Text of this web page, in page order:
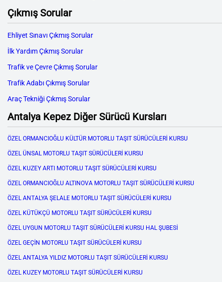
Çıkmış Sorular
Ehliyet Sınavı Çıkmış Sorular
İlk Yardım Çıkmış Sorular
Trafik ve Çevre Çıkmış Sorular
Trafik Adabı Çıkmış Sorular
Araç Tekniği Çıkmış Sorular
Antalya Kepez Diğer Sürücü Kursları
ÖZEL ORMANCIOĞLU KÜLTÜR MOTORLU TAŞIT SÜRÜCÜLERİ KURSU
ÖZEL ÜNSAL MOTORLU TAŞIT SÜRÜCÜLERİ KURSU
ÖZEL KUZEY ARTI MOTORLU TAŞIT SÜRÜCÜLERİ KURSU
ÖZEL ORMANCIOĞLU ALTINOVA MOTORLU TAŞIT SÜRÜCÜLERİ KURSU
ÖZEL ANTALYA ŞELALE MOTORLU TAŞIT SÜRÜCÜLERİ KURSU
ÖZEL KÜTÜKÇÜ MOTORLU TAŞIT SÜRÜCÜLERİ KURSU
ÖZEL UYGUN MOTORLU TAŞIT SÜRÜCÜLERİ KURSU HAL ŞUBESİ
ÖZEL GEÇİN MOTORLU TAŞIT SÜRÜCÜLERİ KURSU
ÖZEL ANTALYA YILDIZ MOTORLU TAŞIT SÜRÜCÜLERİ KURSU
ÖZEL KUZEY MOTORLU TAŞIT SÜRÜCÜLERİ KURSU